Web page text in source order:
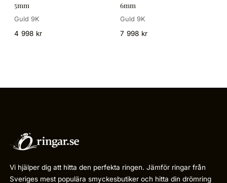
5mm
Guld 9K
4 998 kr
6mm
Guld 9K
7 998 kr
Vi hjälper dig att hitta den perfekta ringen. Jämför ringar från
Sveriges mest populära smyckesbutiker och hitta din drömring